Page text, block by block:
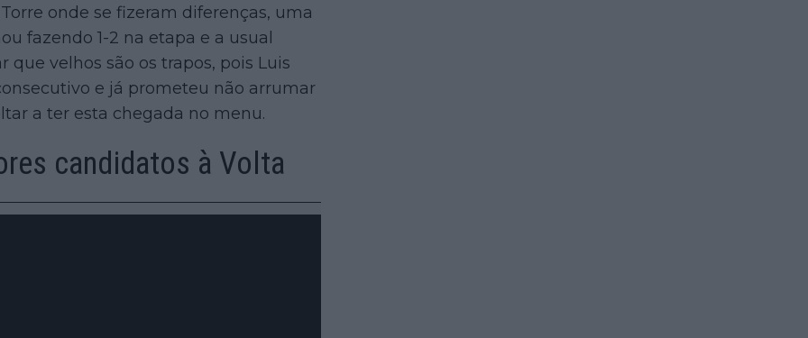
onde se fizeram diferenças, uma
fazendo 1-2 na etapa e a usual
velhos são os trapos, pois Luis
e já prometeu não arrumar
a ter esta chegada no menu.
candidatos à Volta